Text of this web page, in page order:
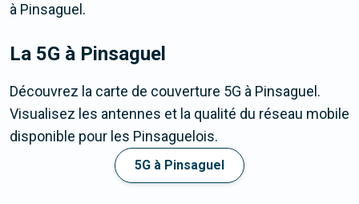
à Pinsaguel.
La 5G à Pinsaguel
Découvrez la carte de couverture 5G à Pinsaguel.
Visualisez les antennes et la qualité du réseau mobile
disponible pour les Pinsaguelois.
5G à Pinsaguel